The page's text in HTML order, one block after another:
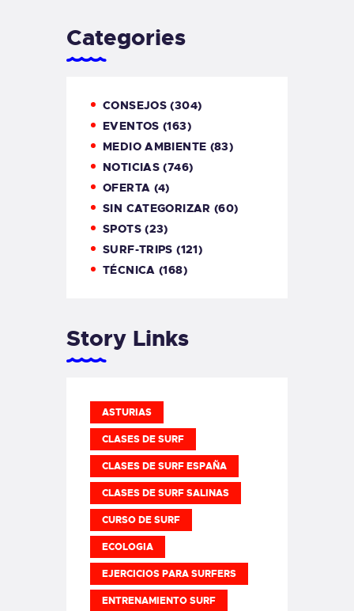
Categories
CONSEJOS (304)
EVENTOS (163)
MEDIO AMBIENTE (83)
NOTICIAS (746)
OFERTA (4)
SIN CATEGORIZAR (60)
SPOTS(23)
SURF-TRIPS (121)
TÉCNICA (168)
Story Links
ASTURIAS
CLASES DE SURF
CLASES DE SURF ESPAÑA
CLASES DE SURF SALINAS
CURSO DE SURF
ECOLOGIA
EJERCICIOS PARA SURFERS
ENTRENAMIENTO SURF